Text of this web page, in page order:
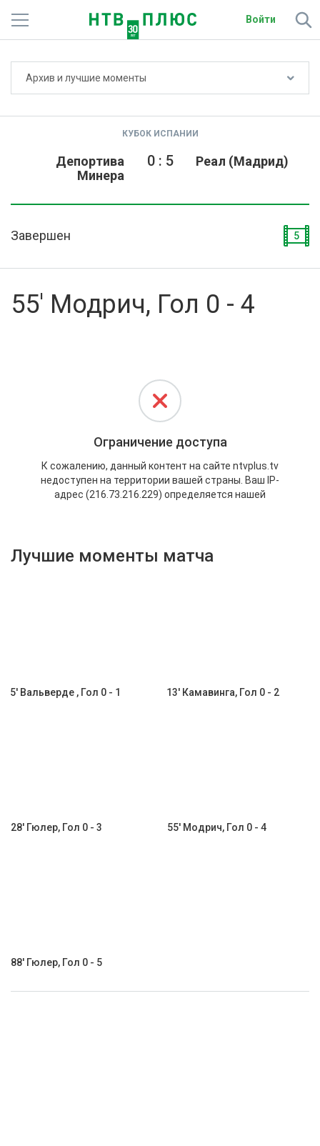
Войти
О сайте
Архив и лучшие моменты
КУБОК ИСПАНИИ
Депортива
Минера
Реал (Мадрид)
0: 5
Завершен 5
55' Модрич, Гол 0 - 4
Лучшие моменты матча
5' Вальверде , Гол 0 - 1 13' Камавинга, Гол 0 - 2
28' Гюлер, Гол 0 - 3 55' Модрич, Гол 0 - 4
88' Гюлер, Гол 0 - 5